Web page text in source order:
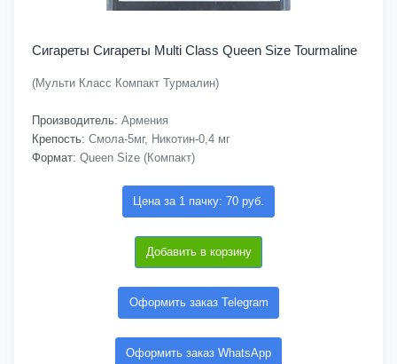
Сигареты Cигареты Multi Class Queen Size Tourmaline
(Мульти Класс Компакт Турмалин)
Производитель: Армения
Крепость: Смола-5мг, Никотин-0,4 мг
Формат: Queen Size (Компакт)
Цена за 1 пачку: 70 руб.
Добавить в корзину
Оформить заказ Telegram
Оформить заказ WhatsApp